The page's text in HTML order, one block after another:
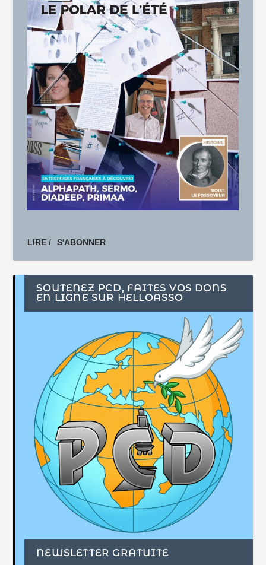
LIRE / S'ABONNER
SOUTENEZ PCD, FAITES VOS DONS
EN LIGNE SUR HELLOASSO
NEWSLETTER GRATUITE